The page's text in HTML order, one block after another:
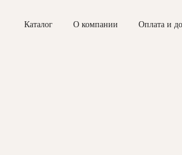
Каталог О компании Оплата и